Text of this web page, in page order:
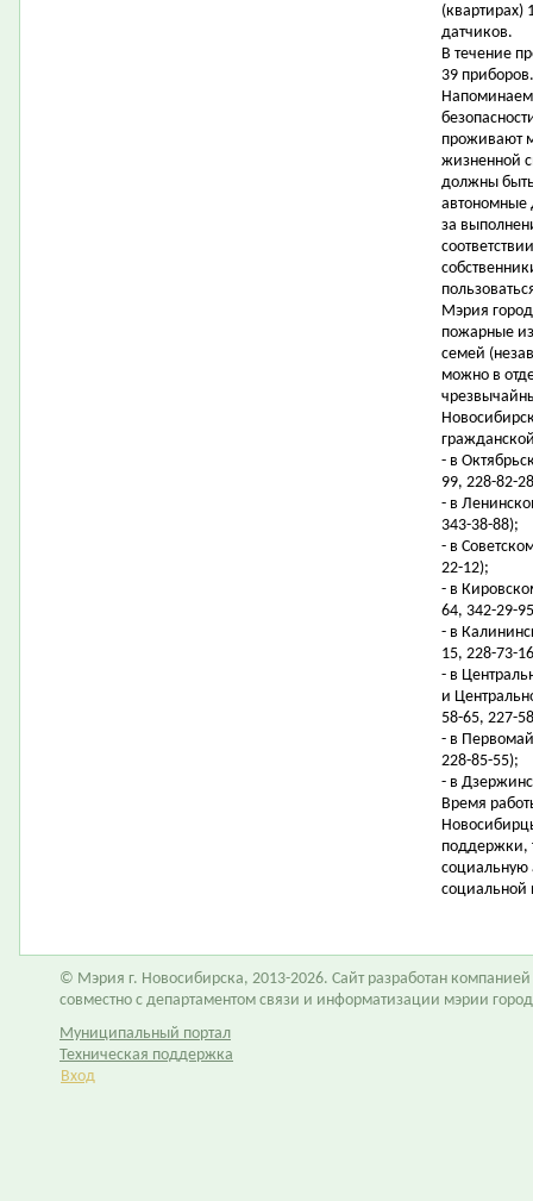
(квартирах)
датчиков.
В течение
39 приборов.
проживают
жизненной
должны
автономные
за
Мэрия
пожарные
семей
можно в
- в
99, 228-82-
- в
343-38-88);
- в
22-12);
- в
64, 342-29-
- в
15, 228-73-
- в
и
58-65, 227-
- в
228-85-55);
- в
Время
поддержки,
социальную
социальной
© Мэрия г. Новосибирска, 2013-2026. Сайт разработан компанией
совместно с департаментом связи и информатизации мэрии
Муниципальный портал
Техническая поддержка
Вход